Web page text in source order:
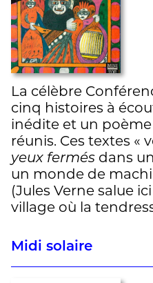
La célèbre
cinq histoires à
inédite et un
réunis. Ces textes «
yeux fermés dans
un monde de
(Jules Verne salue
village où la
Midi solaire